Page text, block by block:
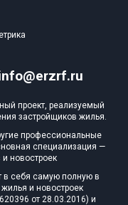
проект, реализуемый
застройщиков жилья.
профессиональные
специализация —
новостроек
в себя самую полную в
и новостроек
от 28.03.2016) и